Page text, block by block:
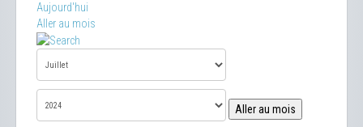
Aujourd'hui
Aller au mois
Aller au mois